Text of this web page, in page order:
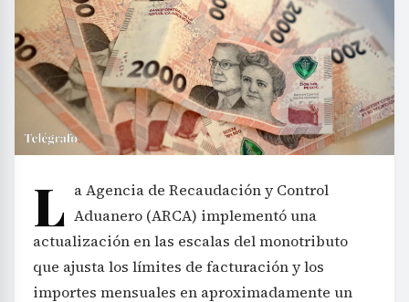
L a Agencia de Recaudación y Control
Aduanero (ARCA) implementó una
actualización en las escalas del monotributo
que ajusta los límites de facturación y los
importes mensuales en aproximadamente un